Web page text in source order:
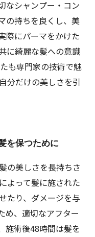
なシャンプー・コン
の持ちを良くし、美
際にパーマをかけた
に綺麗な髪への意識
も専門家の技術で魅
分だけの美しさを引
を保つために
の美しさを長持ちさ
よって髪に施された
たり、ダメージを与
め、適切なアフター
施術後48時間は髪を